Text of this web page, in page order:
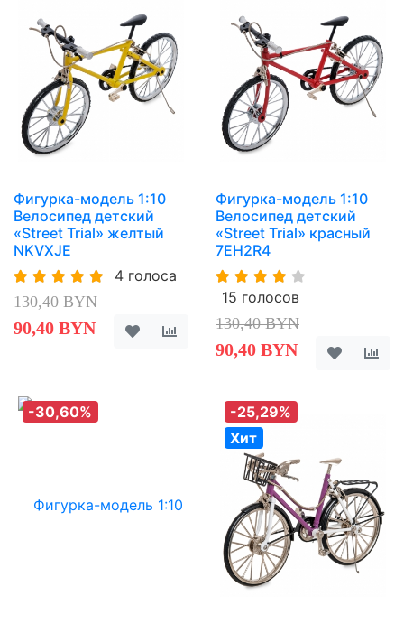
Фигурка-модель 1:10
Велосипед детский
«Street Trial» желтый
NKVXJE
4 голоса
130,40 BYN
90,40 BYN
Фигурка-модель 1:10
Велосипед детский
«Street Trial» красный
7EH2R4
15 голосов
130,40 BYN
90,40 BYN
-30,60%
-25,29%
Хит